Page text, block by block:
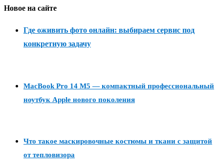
Новое на сайте
Где оживить фото онлайн: выбираем сервис под
конкретную задачу
MacBook Pro 14 M5 — компактный профессиональный
ноутбук Apple нового поколения
Что такое маскировочные костюмы и ткани с защитой
от тепловизора